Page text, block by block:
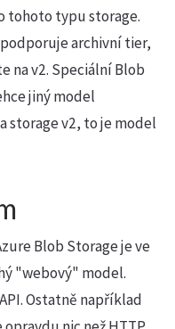
tohoto typu storage.
archivní tier,
na v2. Speciální Blob
jiný model
storage v2, to je model
Blob Storage je ve
"webový" model.
Ostatně například